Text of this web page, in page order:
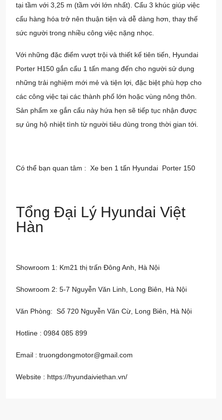
tại tầm với 3,25 m (tầm với lớn nhất). Cẩu 3 khúc giúp việc
cẩu hàng hóa trở nên thuận tiện và dễ dàng hơn, thay thế
sức người trong nhiều công việc nặng nhọc.
Với những đặc điểm vượt trội và thiết kế tiên tiến, Hyundai
Porter H150 gắn cẩu 1 tấn mang đến cho người sử dụng
những trải nghiệm mới mẻ và tiện lợi, đặc biệt phù hợp cho
các công việc tại các thành phố lớn hoặc vùng nông thôn.
Sản phẩm xe gắn cẩu này hứa hẹn sẽ tiếp tục nhận được
sự ủng hộ nhiệt tình từ người tiêu dùng trong thời gian tới.
Có thể bạn quan tâm : Xe ben 1 tấn Hyundai Porter 150
Tổng Đại Lý Hyundai Việt
Hàn
Showroom 1: Km21 thị trấn Đông Anh, Hà Nội
Showroom 2: 5-7 Nguyễn Văn Linh, Long Biên, Hà Nội
Văn Phòng: Số 720 Nguyễn Văn Cừ, Long Biên, Hà Nội
Hotline : 0984 085 899
Email : truongdongmotor@gmail.com
Website : https://hyundaiviethan.vn/